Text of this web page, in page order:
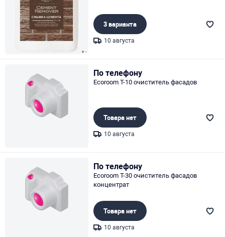
3 варианта
10 августа
По телефону
Ecoroom T-10 очиститель фасадов
Товара нет
10 августа
По телефону
Ecoroom T-30 очиститель фасадов
концентрат
Товара нет
10 августа